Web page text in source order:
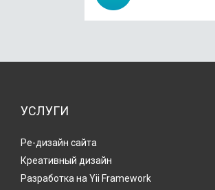
УСЛУГИ
Ре-дизайн сайта
Креативный дизайн
Разработка на Yii Framework